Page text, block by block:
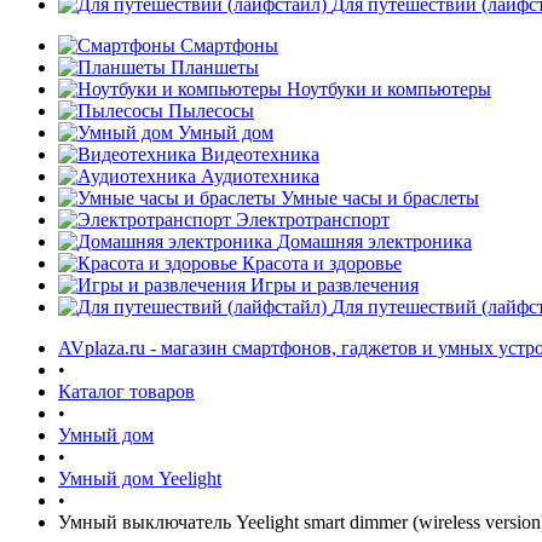
Для путешествий
Смартфоны
Планшеты
Ноутбуки и компьютеры
Пылесосы
Умный дом
Видеотехника
Аудиотехника
Умные часы и браслеты
Электротранспорт
Домашняя электроника
Красота и здоровье
Игры и развлечения
Для путешествий
AVplaza.ru - магазин смартфонов, гаджетов и умных
•
Каталог товаров
•
Умный дом
•
Умный дом Yeelight
•
Умный выключатель Yeelight smart dimmer (wireless